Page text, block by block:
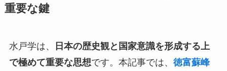
重要な鍵
水戸学は、
日本の歴史観と国家意識を形成する上
で極めて重要な思想です。本記事では、 徳富蘇峰